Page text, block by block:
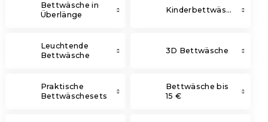
Bettwäsche in
Überlänge
Kinderbettwäsche
Leuchtende
Bettwäsche
3D Bettwäsche
Praktische
Bettwäschesets
Bettwäsche bis
15 €